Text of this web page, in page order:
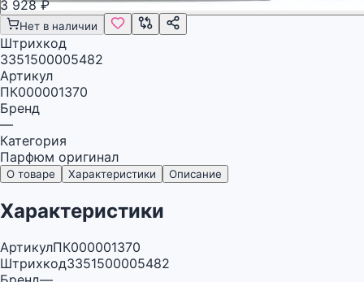
3 928₽
Нет в наличии
Штрихкод
3351500005482
Артикул
ПК000001370
Бренд
—
Категория
Парфюм оригинал
О товаре Характеристики Описание
Характеристики
АртикулПК000001370
Штрихкод3351500005482